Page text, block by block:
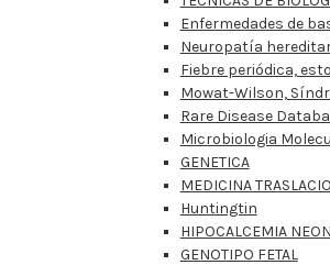
Enfermedades de
Neuropatía
Fiebre periódica,
Mowat-Wilson,
Rare Disease
Microbiologia
GENETICA
MEDICINA
Huntingtin
HIPOCALCEMIA
GENOTIPO FETAL